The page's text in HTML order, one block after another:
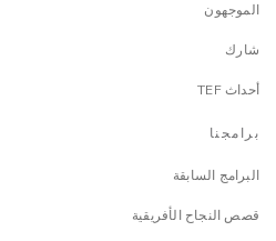
الموجهون
شارك
أحداث TEF
برامجنا
البرامج السابقة
قصص النجاح الأفريقية